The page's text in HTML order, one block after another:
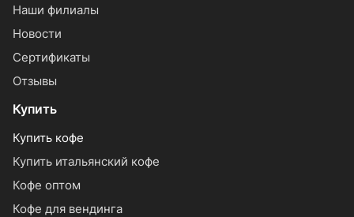
Наши филиалы
Новости
Сертификаты
Отзывы
Купить
Купить кофе
Купить итальянский кофе
Кофе оптом
Кофе для вендинга